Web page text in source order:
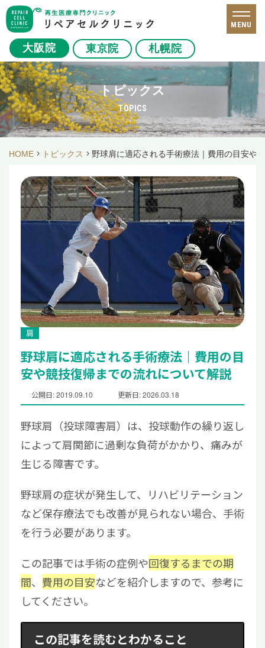
大阪院 東京院 札幌院
MENU
トピックス
TOPICS
HOME トピックス 野球肩に適応される手術療法｜費用の目安や
肩
野球肩に適応される手術療法｜費用の目
安や競技復帰までの流れについて解説
公開日: 2019.09.10 更新日: 2026.03.18
野球肩（投球障害肩）は、投球動作の繰り返し
によって肩関節に過剰な負荷がかかり、痛みが
生じる障害です。
野球肩の症状が発生して、リハビリテーション
など保存療法でも改善が見られない場合、手術
を行う必要があります。
この記事では手術の症例や回復するまでの期
間、 費用の目安などを紹介しますので、参考に
してください。
この記事を読むとわかること